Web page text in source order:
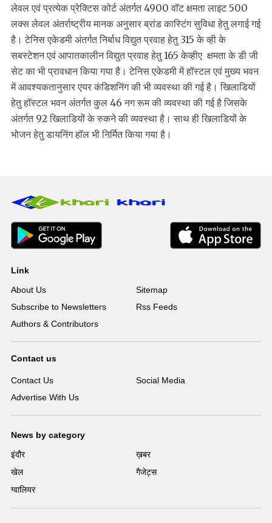
लेवल एवं प्रत्येक प्रेक्टिस कोर्ट अंतर्गत 4900 वॉट क्षमता लाइट 500
लक्स लेवल अंतर्राष्ट्रीय मानक अनुसार ब्रांड कास्टिंग सुविधा हेतु लगाई गई
है। टेनिस एकेडमी अंतर्गत निर्बाध विद्युत प्रवाह हेतु 315 के व्ही के
सबस्टेशन एवं आपातकालीन विद्युत प्रवाह हेतु 165 केव्हीए क्षमता के डी जी
सेट का भी प्रावधान किया गया है। टेनिस एकेडमी में हॉस्टल एवं मुख्य भवन
में आवश्यकतानुसार एयर कंडिशनिंग की भी व्यवस्था की गई है। खिलाडियों
हेतु हॉस्टल भवन अंतर्गत कुल 46 नग रूम की व्यवस्था की गई है जिसके
अंतर्गत 92 खिलाडियों के रुकने की व्यवस्था है। साथ ही खिलाडियों के
भोजन हेतु डायनिंग हॉल भी निर्मित किया गया है।
Link
About Us
Sitemap
Subscribe to Newsletters
Rss Feeds
Authors & Contributors
Contact us
Contact Us
Social Media
Advertise With Us
News by category
इंदौर
ख़बर
खेल
गैजेट्स
ग्वालियर